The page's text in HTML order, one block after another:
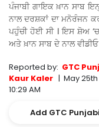
ਪੰਜਾਬੀ ਗਾਇਕ ਖ਼ਾਨ ਸਾਬ
ਨਾਲ ਦਰਸ਼ਕਾਂ ਦਾ ਮਨੋਰੰਜਨ
ਪਹੁੰਚੀ ਹੋਈ ਸੀ । ਇਸ ਸ਼ੋਅ
ਅਤੇ ਖ਼ਾਨ ਸਾਬ ਦੇ ਨਾਲ
Reported by: GTC
Kaur Kaler | May 25th
10:29 AM
Add GTC